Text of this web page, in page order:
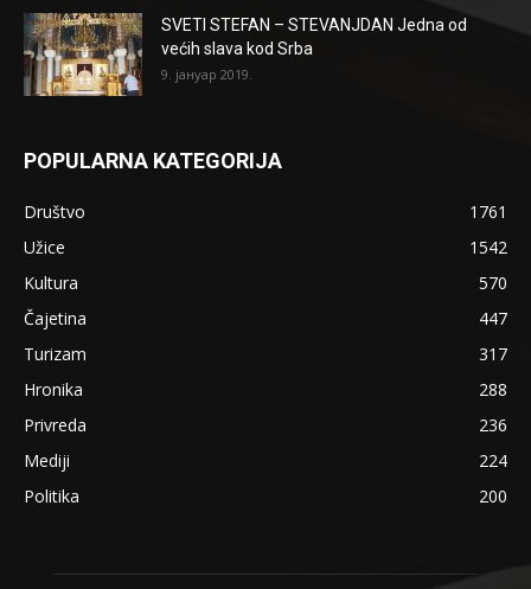
SVETI STEFAN – STEVANJDAN Jedna od
većih slava kod Srba
9. јануар 2019.
POPULARNA KATEGORIJA
Društvo
1761
Užice
1542
Kultura
570
Čajetina
447
Turizam
317
Hronika
288
Privreda
236
Mediji
224
Politika
200